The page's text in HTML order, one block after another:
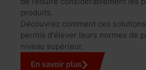
produits.
Découvrez comment ces
permis d'élever leurs normes de
niveau supérieur.
En savoir plus